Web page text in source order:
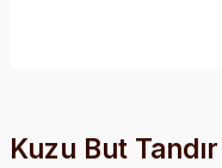
Kuzu But